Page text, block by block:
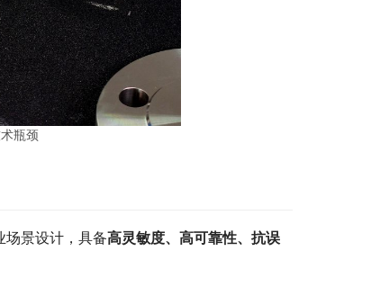
瓶颈
景设计，具备高灵敏度、高可靠性、抗误